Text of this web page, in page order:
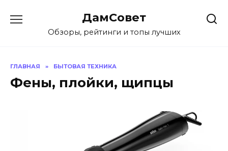
содержанию
ДамСовет
Обзоры, рейтинги и топы лучших
ГЛАВНАЯ » БЫТОВАЯ ТЕХНИКА
Фены, плойки, щипцы